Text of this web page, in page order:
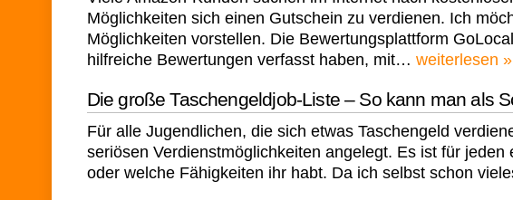
Möglichkeiten sich einen Gutschein zu verdienen. Ich
Möglichkeiten vorstellen. Die Bewertungsplattform
hilfreiche Bewertungen verfasst haben, mit… weiterlesen »
Die große Taschengeldjob-Liste – So kann man als
Für alle Jugendlichen, die sich etwas Taschengeld
seriösen Verdienstmöglichkeiten angelegt. Es ist für
oder welche Fähigkeiten ihr habt. Da ich selbst schon